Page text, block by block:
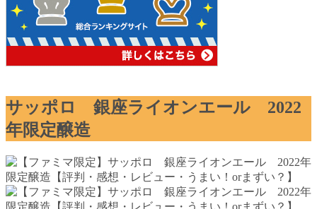
サッポロ 銀座ライオンエール 2022
年限定醸造